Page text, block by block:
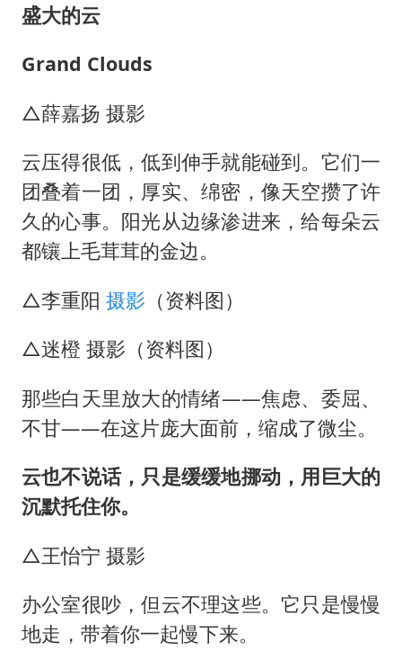
盛大的云
Grand Clouds
△薛嘉扬 摄影
云压得很低，低到伸手就能碰到。它们一
团叠着一团，厚实、绵密，像天空攒了许
久的心事。阳光从边缘渗进来，给每朵云
都镶上毛茸茸的金边。
△李重阳 摄影 （资料图）
△迷橙 摄影（资料图）
那些白天里放大的情绪——焦虑、委屈、
不甘——在这片庞大面前，缩成了微尘。
云也不说话，只是缓缓地挪动，用巨大的
沉默托住你。
△王怡宁 摄影
办公室很吵，但云不理这些。它只是慢慢
地走，带着你一起慢下来。